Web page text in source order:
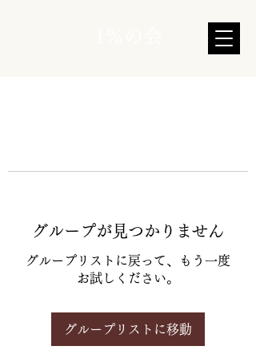
グループが見つかりません
グループリストに戻って、もう一度
お試しください。
グループリストに移動